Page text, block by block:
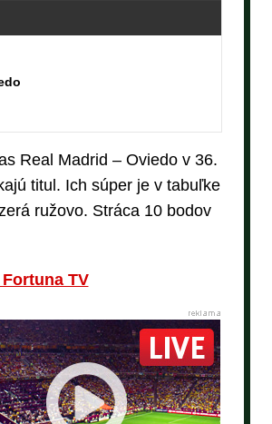
Real Madrid – Oviedo v 36.
titul. Ich súper je v tabuľke
ružovo. Stráca 10 bodov
TV